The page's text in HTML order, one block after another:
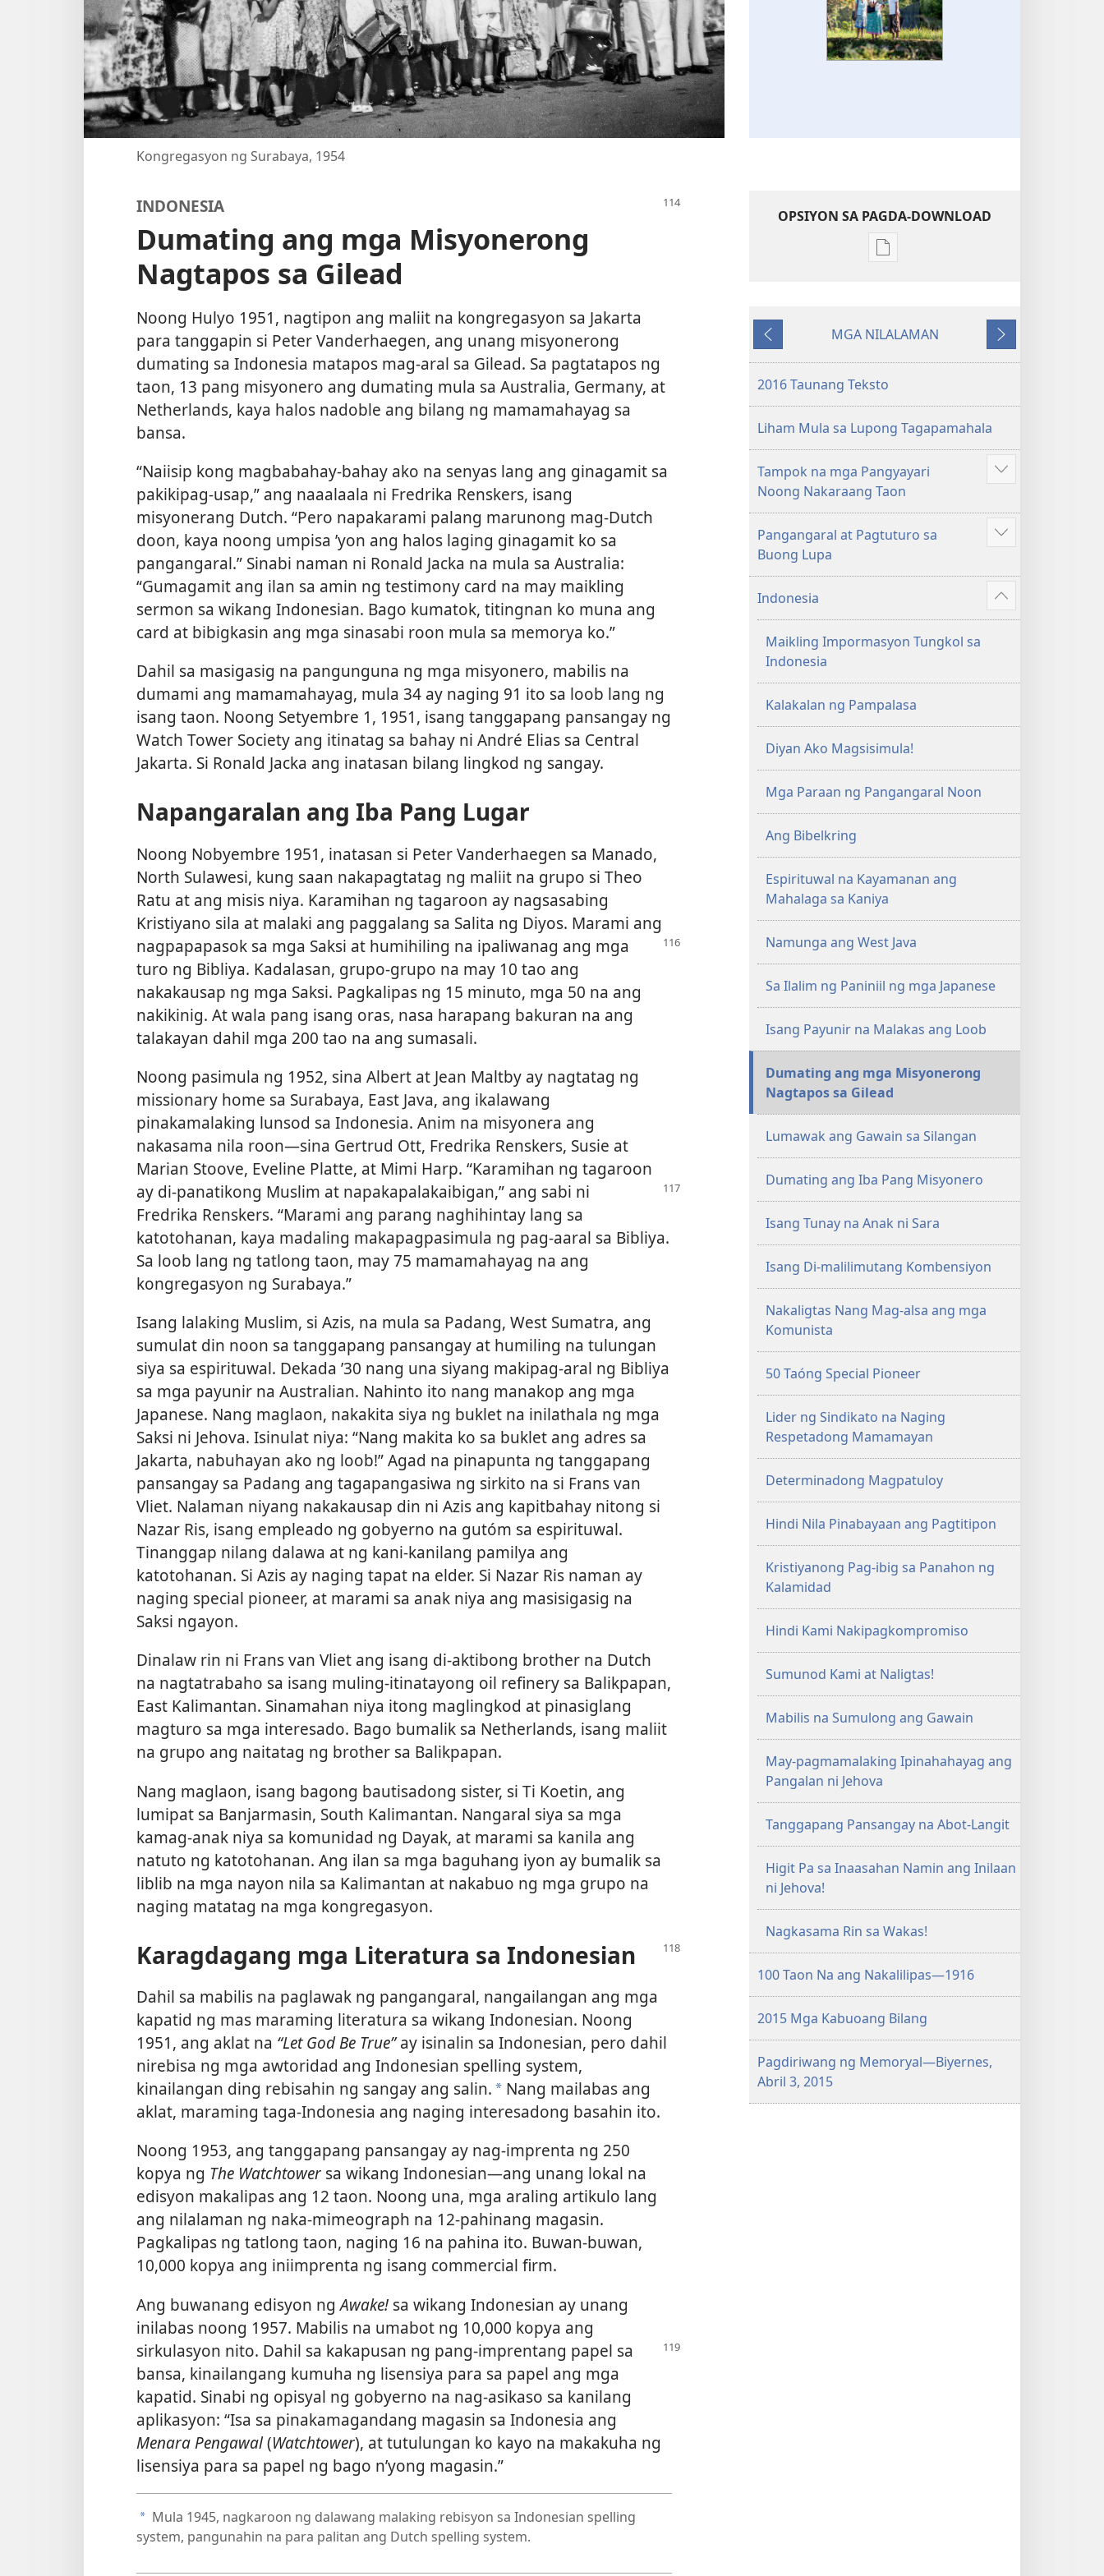
Kongregasyon ng Surabaya, 1954
INDONESIA
Dumating ang mga Misyonerong
Nagtapos sa Gilead
Noong Hulyo 1951, nagtipon ang maliit na kongregasyon sa Jakarta
para tanggapin si Peter Vanderhaegen, ang unang misyonerong
dumating sa Indonesia matapos mag-aral sa Gilead. Sa pagtatapos ng
taon, 13 pang misyonero ang dumating mula sa Australia, Germany, at
Netherlands, kaya halos nadoble ang bilang ng mamamahayag sa
bansa.
“Naiisip kong magbabahay-bahay ako na senyas lang ang ginagamit sa
pakikipag-usap,” ang naaalaala ni Fredrika Renskers, isang
misyonerang Dutch. “Pero napakarami palang marunong mag-Dutch
doon, kaya noong umpisa ’yon ang halos laging ginagamit ko sa
pangangaral.” Sinabi naman ni Ronald Jacka na mula sa Australia:
“Gumagamit ang ilan sa amin ng testimony card na may maikling
sermon sa wikang Indonesian. Bago kumatok, titingnan ko muna ang
card at bibigkasin ang mga sinasabi roon mula sa memorya ko.”
Dahil sa masigasig na pangunguna ng mga misyonero, mabilis na
dumami ang mamamahayag, mula 34 ay naging 91 ito sa loob lang ng
isang taon. Noong Setyembre 1, 1951, isang tanggapang pansangay ng
Watch Tower Society ang itinatag sa bahay ni André Elias sa Central
Jakarta. Si Ronald Jacka ang inatasan bilang lingkod ng sangay.
Napangaralan ang Iba Pang Lugar
Noong Nobyembre 1951, inatasan si Peter Vanderhaegen sa Manado,
North Sulawesi, kung saan nakapagtatag ng maliit na grupo si Theo
Ratu at ang misis niya. Karamihan ng tagaroon ay nagsasabing
Kristiyano sila at malaki ang paggalang sa Salita ng Diyos. Marami ang
nagpapapasok sa mga Saksi at humihiling na ipaliwanag ang mga
turo ng Bibliya. Kadalasan, grupo-grupo na may 10 tao ang
nakakausap ng mga Saksi. Pagkalipas ng 15 minuto, mga 50 na ang
nakikinig. At wala pang isang oras, nasa harapang bakuran na ang
talakayan dahil mga 200 tao na ang sumasali.
Noong pasimula ng 1952, sina Albert at Jean Maltby ay nagtatag ng
missionary home sa Surabaya, East Java, ang ikalawang
pinakamalaking lunsod sa Indonesia. Anim na misyonera ang
nakasama nila roon—sina Gertrud Ott, Fredrika Renskers, Susie at
Marian Stoove, Eveline Platte, at Mimi Harp. “Karamihan ng tagaroon
ay di-panatikong Muslim at napakapalakaibigan,” ang sabi ni
Fredrika Renskers. “Marami ang parang naghihintay lang sa
katotohanan, kaya madaling makapagpasimula ng pag-aaral sa Bibliya.
Sa loob lang ng tatlong taon, may 75 mamamahayag na ang
kongregasyon ng Surabaya.”
Isang lalaking Muslim, si Azis, na mula sa Padang, West Sumatra, ang
sumulat din noon sa tanggapang pansangay at humiling na tulungan
siya sa espirituwal. Dekada ’30 nang una siyang makipag-aral ng Bibliya
sa mga payunir na Australian. Nahinto ito nang manakop ang mga
Japanese. Nang maglaon, nakakita siya ng buklet na inilathala ng mga
Saksi ni Jehova. Isinulat niya: “Nang makita ko sa buklet ang adres sa
Jakarta, nabuhayan ako ng loob!” Agad na pinapunta ng tanggapang
pansangay sa Padang ang tagapangasiwa ng sirkito na si Frans van
Vliet. Nalaman niyang nakakausap din ni Azis ang kapitbahay nitong si
Nazar Ris, isang empleado ng gobyerno na gutóm sa espirituwal.
Tinanggap nilang dalawa at ng kani-kanilang pamilya ang
katotohanan. Si Azis ay naging tapat na elder. Si Nazar Ris naman ay
naging special pioneer, at marami sa anak niya ang masisigasig na
Saksi ngayon.
Dinalaw rin ni Frans van Vliet ang isang di-aktibong brother na Dutch
na nagtatrabaho sa isang muling-itinatayong oil refinery sa Balikpapan,
East Kalimantan. Sinamahan niya itong maglingkod at pinasiglang
magturo sa mga interesado. Bago bumalik sa Netherlands, isang maliit
na grupo ang naitatag ng brother sa Balikpapan.
Nang maglaon, isang bagong bautisadong sister, si Ti Koetin, ang
lumipat sa Banjarmasin, South Kalimantan. Nangaral siya sa mga
kamag-anak niya sa komunidad ng Dayak, at marami sa kanila ang
natuto ng katotohanan. Ang ilan sa mga baguhang iyon ay bumalik sa
liblib na mga nayon nila sa Kalimantan at nakabuo ng mga grupo na
naging matatag na mga kongregasyon.
Karagdagang mga Literatura sa Indonesian
Dahil sa mabilis na paglawak ng pangangaral, nangailangan ang mga
kapatid ng mas maraming literatura sa wikang Indonesian. Noong
1951, ang aklat na “Let God Be True”ay isinalin sa Indonesian, pero dahil
nirebisa ng mga awtoridad ang Indonesian spelling system,
kinailangan ding rebisahin ng sangay ang salin. a Nang mailabas ang
aklat, maraming taga-Indonesia ang naging interesadong basahin ito.
Noong 1953, ang tanggapang pansangay ay nag-imprenta ng 250
kopya ng The Watchtower sa wikang Indonesian—ang unang lokal na
edisyon makalipas ang 12 taon. Noong una, mga araling artikulo lang
ang nilalaman ng naka-mimeograph na 12-pahinang magasin.
Pagkalipas ng tatlong taon, naging 16 na pahina ito. Buwan-buwan,
10,000 kopya ang iniimprenta ng isang commercial firm.
Ang buwanang edisyon ngAwake! sa wikang Indonesian ay unang
inilabas noong 1957. Mabilis na umabot ng 10,000 kopya ang
sirkulasyon nito. Dahil sa kakapusan ng pang-imprentang papel sa
bansa, kinailangang kumuha ng lisensiya para sa papel ang mga
kapatid. Sinabi ng opisyal ng gobyerno na nag-asikaso sa kanilang
aplikasyon: “Isa sa pinakamagandang magasin sa Indonesia ang
Menara Pengawal(Watchtower), at tutulungan ko kayo na makakuha ng
lisensiya para sa papel ng bago n’yong magasin.”
a Mula 1945, nagkaroon ng dalawang malaking rebisyon sa Indonesian spelling
system, pangunahin na para palitan ang Dutch spelling system.
OPSIYON SA PAGDA-DOWNLOAD
Opsiyon
ng
Taunang
ng
mga
Saksi
ni
Jehova
Nauna
MGA NILALAMAN
Susunod
2016 Taunang Teksto
Liham Mula sa Lupong Tagapamahala
Tampok na mga Pangyayari
Noong Nakaraang Taon
Ipakita
iba
pa
Pangangaral at Pagtuturo sa
Buong Lupa
Ipakita
iba
pa
Indonesia
Ipakita
ang
Maikling Impormasyon Tungkol sa
Indonesia
Kalakalan ng Pampalasa
Diyan Ako Magsisimula!
Mga Paraan ng Pangangaral Noon
Ang Bibelkring
Espirituwal na Kayamanan ang
Mahalaga sa Kaniya
Namunga ang West Java
Sa Ilalim ng Paniniil ng mga Japanese
Isang Payunir na Malakas ang Loob
Dumating ang mga Misyonerong
Nagtapos sa Gilead
Lumawak ang Gawain sa Silangan
Dumating ang Iba Pang Misyonero
Isang Tunay na Anak ni Sara
Isang Di-malilimutang Kombensiyon
Nakaligtas Nang Mag-alsa ang mga
Komunista
50 Taóng Special Pioneer
Lider ng Sindikato na Naging
Respetadong Mamamayan
Determinadong Magpatuloy
Hindi Nila Pinabayaan ang Pagtitipon
Kristiyanong Pag-ibig sa Panahon ng
Kalamidad
Hindi Kami Nakipagkompromiso
Sumunod Kami at Naligtas!
Mabilis na Sumulong ang Gawain
May-pagmamalaking Ipinahahayag ang
Pangalan ni Jehova
Tanggapang Pansangay na Abot-Langit
Higit Pa sa Inaasahan Namin ang Inilaan
ni Jehova!
Nagkasama Rin sa Wakas!
100 Taon Na ang Nakalilipas—1916
2015 Mga Kabuoang Bilang
Pagdiriwang ng Memoryal​—Biyernes,
Abril 3, 2015